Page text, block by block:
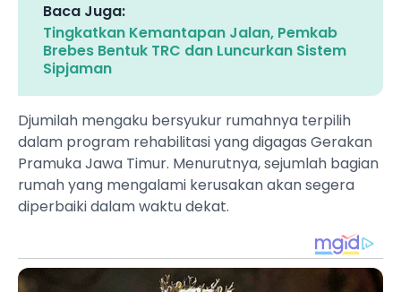
Baca Juga:
Tingkatkan Kemantapan Jalan, Pemkab
Brebes Bentuk TRC dan Luncurkan Sistem
Sipjaman
Djumilah mengaku bersyukur rumahnya terpilih
dalam program rehabilitasi yang digagas Gerakan
Pramuka Jawa Timur. Menurutnya, sejumlah bagian
rumah yang mengalami kerusakan akan segera
diperbaiki dalam waktu dekat.